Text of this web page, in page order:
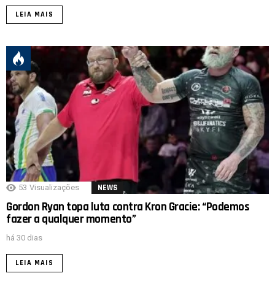
LEIA MAIS
53 Visualizações NEWS
Gordon Ryan topa luta contra Kron Gracie: “Podemos
fazer a qualquer momento”
há 30 dias
LEIA MAIS